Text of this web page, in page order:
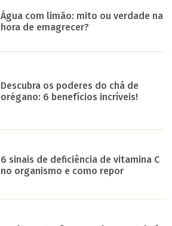
Água com limão: mito ou verdade na
hora de emagrecer?
Descubra os poderes do chá de
orégano: 6 benefícios incríveis!
6 sinais de deficiência de vitamina C
no organismo e como repor